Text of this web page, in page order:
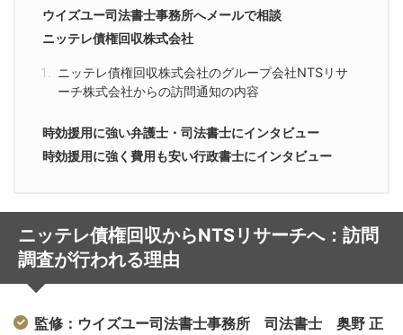
ウイズユー司法書士事務所へメールで相談
ニッテレ債権回収株式会社
ニッテレ債権回収株式会社のグループ会社NTSリサ
ーチ株式会社からの訪問通知の内容
時効援用に強い弁護士・司法書士にインタビュー
時効援用に強く費用も安い行政書士にインタビュー
ニッテレ債権回収からNTSリサーチへ：訪問
調査が行われる理由
監修：ウイズユー司法書士事務所 司法書士 奥野 正